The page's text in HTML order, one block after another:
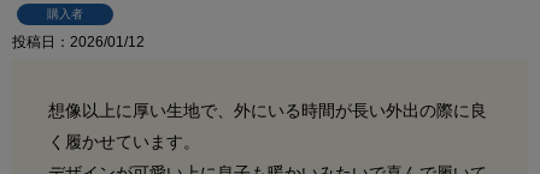
購入者
投稿日 2026/01/12
想像以上に厚い生地で、外にいる時間が長い外出の際に良
く履かせています。